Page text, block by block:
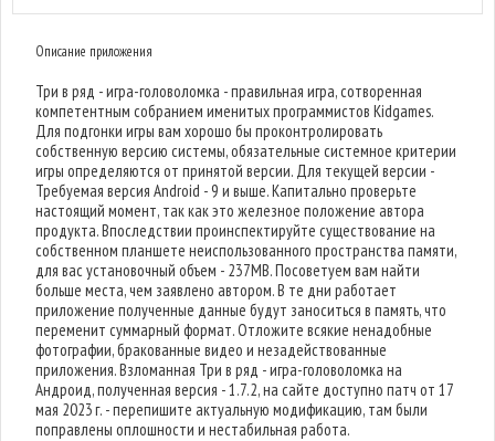
Описание приложения
Три в ряд - игра-головоломка - правильная игра, сотворенная
компетентным собранием именитых программистов Kidgames.
Для подгонки игры вам хорошо бы проконтролировать
собственную версию системы, обязательные системное критерии
игры определяются от принятой версии. Для текущей версии -
Требуемая версия Android - 9 и выше. Капитально проверьте
настоящий момент, так как это железное положение автора
продукта. Впоследствии проинспектируйте существование на
собственном планшете неиспользованного пространства памяти,
для вас установочный объем - 237MB. Посоветуем вам найти
больше места, чем заявлено автором. В те дни работает
приложение полученные данные будут заноситься в память, что
переменит суммарный формат. Отложите всякие ненадобные
фотографии, бракованные видео и незадействованные
приложения. Взломанная Три в ряд - игра-головоломка на
Андроид, полученная версия - 1.7.2, на сайте доступно патч от 17
мая 2023 г. - перепишите актуальную модификацию, там были
поправлены оплошности и нестабильная работа.